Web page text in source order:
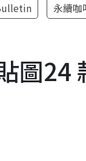
永續
圖24